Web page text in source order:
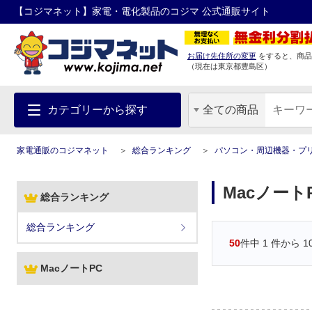
【コジマネット】家電・電化製品のコジマ 公式通販サイト
お届け先住所の変更 をすると、商
（現在は東京都豊島区）
カテゴリーから探す 全ての商品
家電通販のコジマネット 総合ランキング パソコン・周辺機器・プ
総合ランキング
総合ランキング
MacノートPC
Macノート
50件中 1 件から